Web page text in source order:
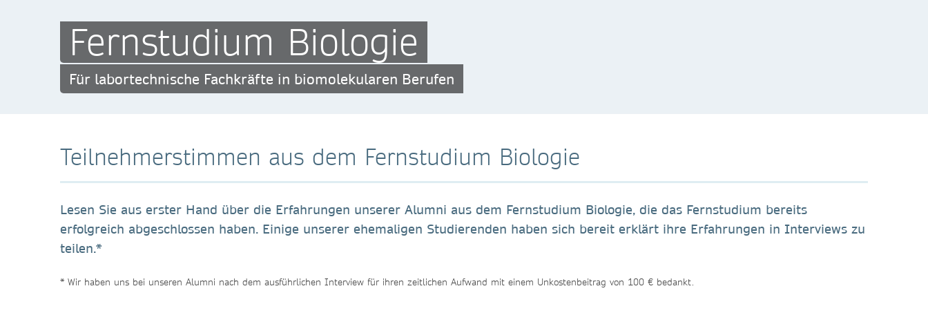
Fernstudium Biologie
Für labortechnische Fachkräfte in biomolekularen Berufen
Teilnehmerstimmen aus dem Fernstudium Biologie
Lesen Sie aus erster Hand über die Erfahrungen unserer Alumni aus dem Fernstudium Biologie, die das Fernstudium bereits
erfolgreich abgeschlossen haben. Einige unserer ehemaligen Studierenden haben sich bereit erklärt ihre Erfahrungen in Interviews zu
teilen.*
* Wir haben uns bei unseren Alumni nach dem ausführlichen Interview für ihren zeitlichen Aufwand mit einem Unkostenbeitrag von 100 € bedankt.